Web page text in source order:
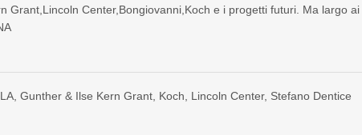
Grant,Lincoln Center,Bongiovanni,Koch e i progetti futuri. Ma largo ai
,Gunther & Ilse Kern Grant Koch Lincoln Center, Stefano Dentice